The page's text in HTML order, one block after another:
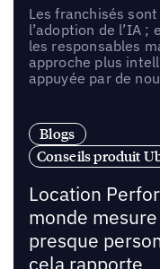
Les franchisés
l’adoption de l’IA ;
les responsables
approche plus
appuyée par de
Blogs
Conseils produit
Location
monde
presque
cela rapporte